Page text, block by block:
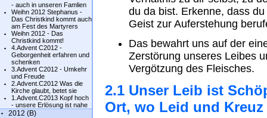
- auch in unseren Famlien
Weihn 2012 Stephanus -
Das Christkind kommt auch
am Fest des Martyrers
Weihn 2012 - Das
Christkind kommt!
4.Advent C2012 -
Geborgenheit erfahren und
schenken
3.Advent C2012 - Umkehr
und Freude
2.Advent.C2012 Was die
Kirche glaubt, betet sie
1.Advent.C2013 Kopf hoch
- unsere Erlösung ist nahe
2012 (B)
du da bist. Erkenne, dass
Geist zur Auferstehung
Das bewahrt uns auf der
Zerstörung unseres Leibes
Vergötzung des Fleisches.
2.1 Unser Leib ist
Ort, wo Leid und